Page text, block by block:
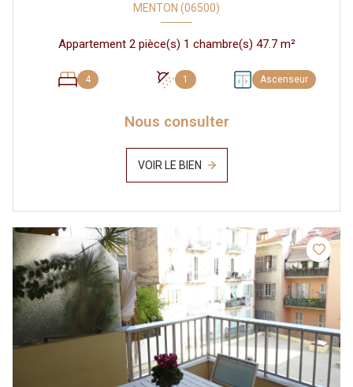
MENTON (06500)
Appartement 2 pièce(s) 1 chambre(s) 47.7 m²
4 1 Ascenseur
Nous consulter
VOIR LE BIEN